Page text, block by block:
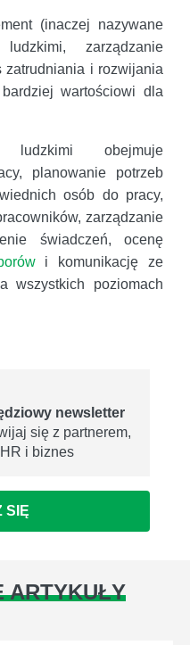
(inaczej nazywane
zarządzanie
zatrudniania i rozwijania
wartościowi dla
ludzkimi obejmuje
planowanie potrzeb
osób do pracy,
zarządzanie
świadczeń, ocenę
i komunikację ze
wszystkich poziomach
newsletter
się z partnerem,
i biznes
SIĘ
ARTYKUŁY